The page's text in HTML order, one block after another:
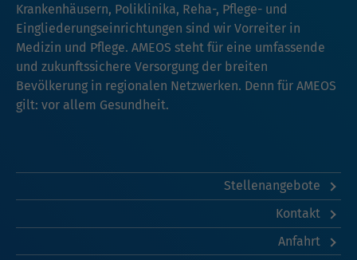
Krankenhäusern, Poliklinika, Reha-, Pflege- und
Eingliederungseinrichtungen sind wir Vorreiter in
Medizin und Pflege. AMEOS steht für eine umfassende
und zukunftssichere Versorgung der breiten
Bevölkerung in regionalen Netzwerken. Denn für AMEOS
gilt: vor allem Gesundheit.
Stellenangebote
Kontakt
Anfahrt